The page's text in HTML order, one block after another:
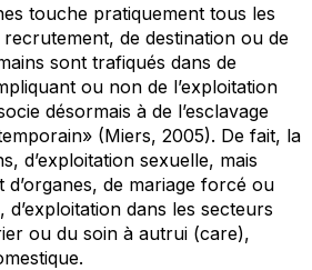
touche pratiquement tous les
de destination ou de
sont trafiqués dans de
ou non de l’exploitation
désormais à de l’esclavage
(Miers, 2005). De fait, la
d’exploitation sexuelle, mais
d’organes, de mariage forcé ou
dans les secteurs
ou du soin à autrui (care),